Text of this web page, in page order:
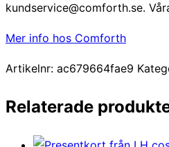
kundservice@comforth.se.
Mer info hos Comforth
Artikelnr: ac679664fae9
Relaterade